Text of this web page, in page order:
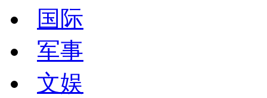
国际
军事
文娱